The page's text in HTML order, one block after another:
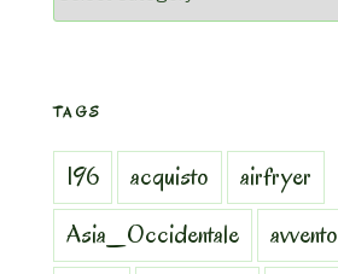
TAGS
196 acquisto
airfryer
Asia_Occidentale
avvento